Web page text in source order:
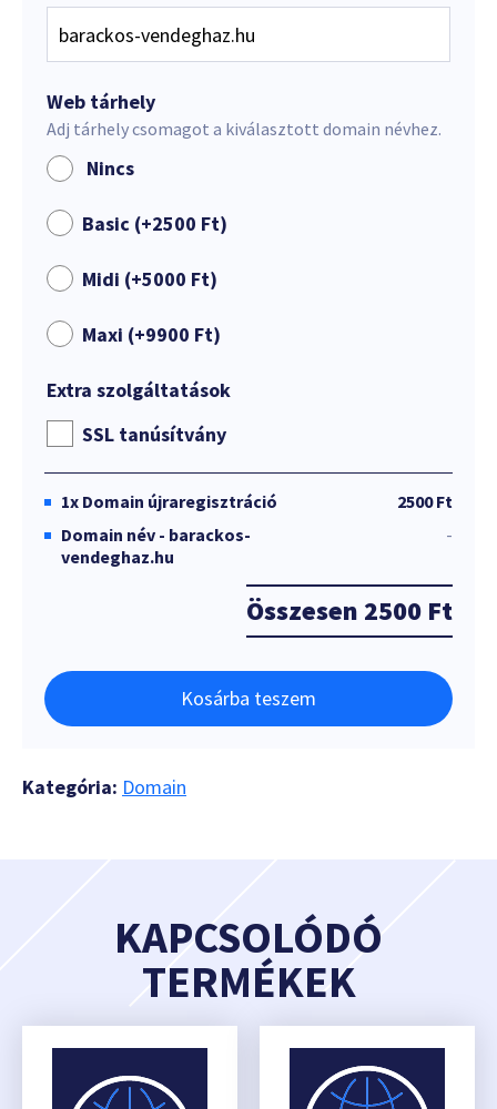
Web tárhely
Adj tárhely csomagot a kiválasztott domain névhez.
Nincs
Basic (+2500 Ft)
Midi (+5000 Ft)
Maxi (+9900 Ft)
Extra szolgáltatások
SSL tanúsítvány
1x Domain újraregisztráció
2500 Ft
Domain név - barackos-
vendeghaz.hu
-
Összesen 2500 Ft
Kosárba teszem
Kategória: Domain
KAPCSOLÓDÓ
TERMÉKEK